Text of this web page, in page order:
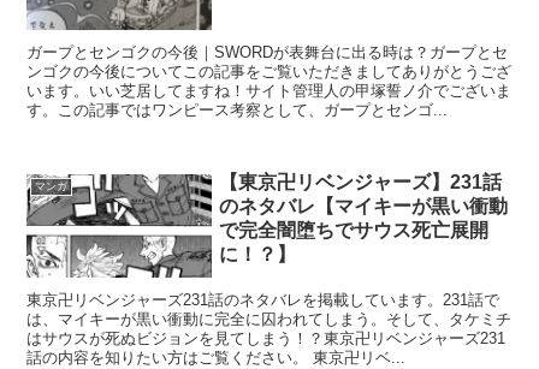
ガープとセンゴクの今後｜SWORDが表舞台に出る時は？ガープとセ
ンゴクの今後についてこの記事をご覧いただきましてありがとうござ
います。いい芝居してますね！サイト管理人の甲塚誓ノ介でございま
す。この記事ではワンピース考察として、ガープとセンゴ...
マンガ
【東京卍リベンジャーズ】231話
のネタバレ【マイキーが黒い衝動
で完全闇堕ちでサウス死亡展開
に！？】
東京卍リベンジャーズ231話のネタバレを掲載しています。231話で
は、マイキーが黒い衝動に完全に囚われてしまう。そして、タケミチ
はサウスが死ぬビジョンを見てしまう！？東京卍リベンジャーズ231
話の内容を知りたい方はご覧ください。 東京卍リベ...